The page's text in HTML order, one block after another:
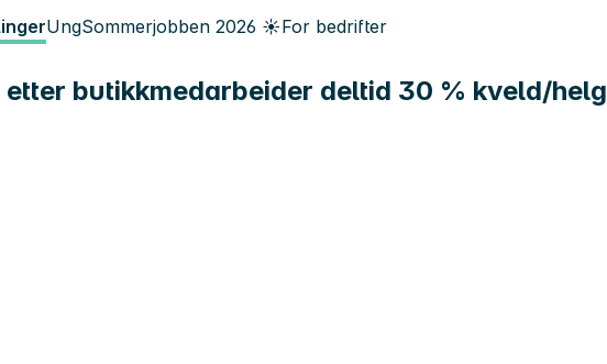
UngSommerjobben 2026 ☀️For bedrifter
butikkmedarbeider deltid 30 % kveld/helg